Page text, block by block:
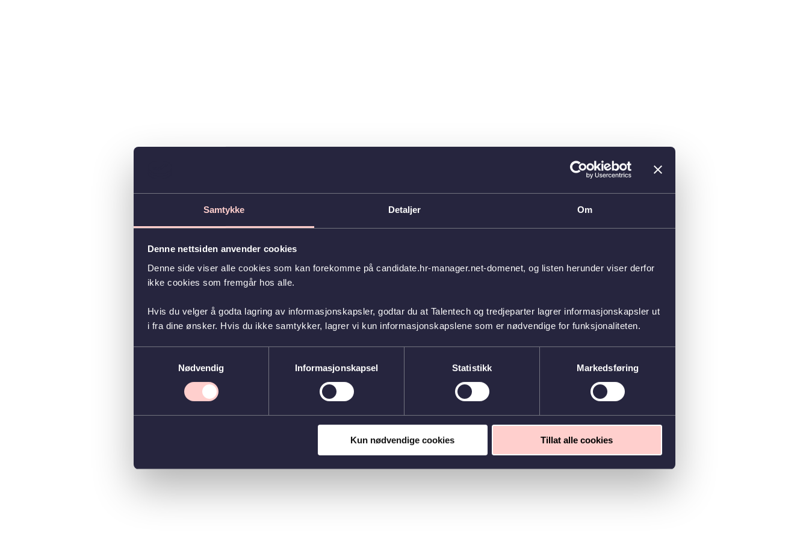
Samtykke Detaljer Om
Denne nettsiden anvender cookies
Denne side viser alle cookies som kan forekomme på candidate.hr-manager.net-domenet, og listen herunder viser derfor
ikke cookies som fremgår hos alle.
Hvis du velger å godta lagring av informasjonskapsler, godtar du at Talentech og tredjeparter lagrer informasjonskapsler ut
i fra dine ønsker. Hvis du ikke samtykker, lagrer vi kun informasjonskapslene som er nødvendige for funksjonaliteten.
Nødvendig
Informasjonskapsel Statistikk Markedsføring
Kun nødvendige cookies Tillat alle cookies